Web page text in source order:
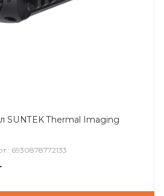
SUNTEK Thermal Imaging
6930878772133